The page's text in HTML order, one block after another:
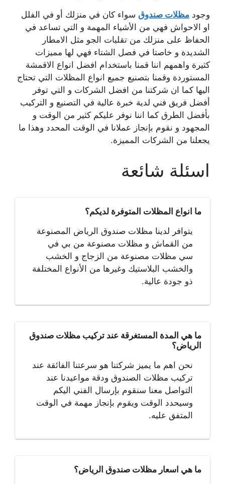
وجود مظلات صندوق سواء كان في منزلك أو في الفلل
او الاحواش فهي من الأشياء المهمة و التي تساعد في
الحفاظ على منزلك من تقلبات الجو مثل الامطار
الشديدة و خاصتا في فصل الشتاء فهي لها مميزات
كثيرة واهمهم اننا قمنا باستخدام افضل انواع الاقمشة
المستوردة وقمنا بتصنيع جميع انواع المظلات التي تحتاج
اليها كما ان شركتنا من افضل الشركات و التي توفر
أفضل فريق فني لدية خبرة عالية في التصنيع و التركيب
بأفضل الطرق كما اننا نوفر عليكم كثير من الوقت و
المجهود و نقوم بإنجاز عملانا في الوقت المحدد وهذا ما
يجعلنا من الشركات المميزة.
اسئلة شائعة
ما انواع المظلات المتوفرة لديكم؟
يتوافر لدينا مظلات صندوق الرياض المصنوعة
من القماش و مظلات مصنوعة من بي في
سي مظلات مصنوعة من الزجاج و الخشب
والخشب البلاستيك وغيرها من الأنواع المختلفة
ذو جودة عالية.
ما هي المدة المستغرقة عند تركيب مظلات صندوق
الرياض؟
نحن اهم ما يميز شركتنا هو سرعتنا الفائقة عند
تركيب مظلات الصندوق ودقة مواعيدنا عند
التواصل معنا سنقوم بإرسال الفني اليكم
وسيحدد الوقت ويقوم بإنجاز مهمة في الوقت
المتفق عليه.
ما هي اسعار مظلات صندوق الرياض؟